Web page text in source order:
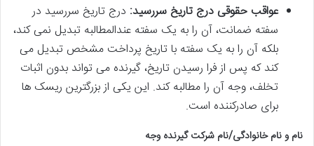
عواقب حقوقی درج تاریخ سررسید: درج تاریخ سررسید در
سفته ضمانت، آن را به یک سفته عندالمطالبه تبدیل نمی کند،
بلکه آن را به یک سفته با تاریخ پرداخت مشخص تبدیل می
کند که پس از فرا رسیدن تاریخ، گیرنده می تواند بدون اثبات
تخلف، وجه آن را مطالبه کند. این یکی از بزرگترین ریسک ها
برای صادرکننده است.
نام و نام خانوادگی/نام شرکت گیرنده وجه